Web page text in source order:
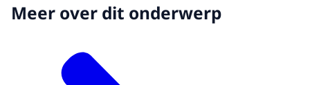
Meer over dit onderwerp